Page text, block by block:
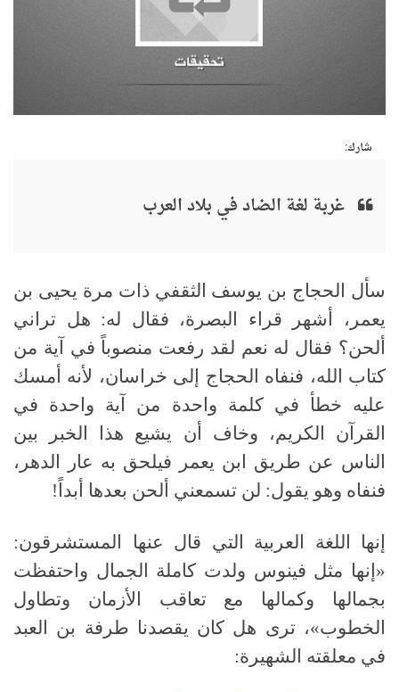
شارك:
غربة لغة الضاد في بلاد العرب
سأل الحجاج بن يوسف الثقفي ذات مرة يحيى بن
يعمر، أشهر قراء البصرة، فقال له: هل تراني
ألحن؟ فقال له نعم لقد رفعت منصوباً في آية من
كتاب الله، فنفاه الحجاج إلى خراسان، لأنه أمسك
عليه خطأ في كلمة واحدة من آية واحدة في
القرآن الكريم، وخاف أن يشيع هذا الخبر بين
الناس عن طريق ابن يعمر فيلحق به عار الدهر،
فنفاه وهو يقول: لن تسمعني ألحن بعدها أبداً!
إنها اللغة العربية التي قال عنها المستشرقون:
«إنها مثل فينوس ولدت كاملة الجمال واحتفظت
بجمالها وكمالها مع تعاقب الأزمان وتطاول
الخطوب»، ترى هل كان يقصدنا طرفة بن العبد
في معلقته الشهيرة: